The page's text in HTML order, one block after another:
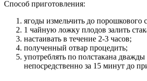
Способ приготовления:
ягоды измельчить до порошкового
1 чайную ложку плодов залить
настаивать в течение 2-3 часов;
полученный отвар процедить;
употреблять по полстакана дважды
непосредственно за 15 минут до